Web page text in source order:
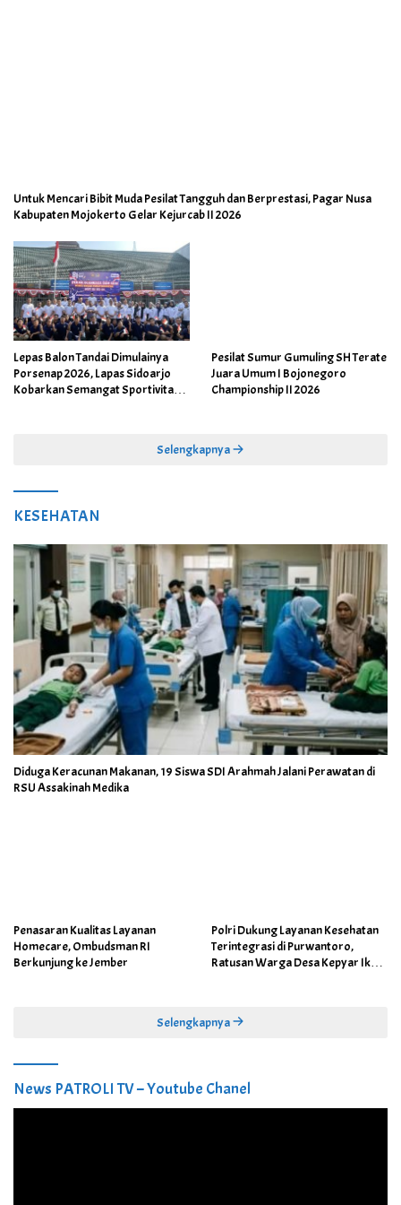
Untuk Mencari Bibit Muda Pesilat Tangguh dan Berprestasi, Pagar Nusa
Kabupaten Mojokerto Gelar Kejurcab II 2026
Lepas Balon Tandai Dimulainya
Porsenap 2026, Lapas Sidoarjo
Kobarkan Semangat Sportivitas
Pesilat Sumur Gumuling SH Terate
Juara Umum I Bojonegoro
Championship II 2026
Selengkapnya
KESEHATAN
Diduga Keracunan Makanan, 19 Siswa SDI Arahmah Jalani Perawatan di
RSU Assakinah Medika
Penasaran Kualitas Layanan
Homecare, Ombudsman RI
Berkunjung ke Jember
Polri Dukung Layanan Kesehatan
Terintegrasi di Purwantoro,
Ratusan Warga Desa Kepyar Ikuti
Selengkapnya
News PATROLI TV – Youtube Chanel